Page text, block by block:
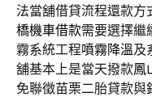
法當舖借貸流程還款方
橋機車借款需要選擇繼
霧系統工程噴霧降溫及
舖基本上是當天撥款鳳
免聯徵苗栗二胎貸款與